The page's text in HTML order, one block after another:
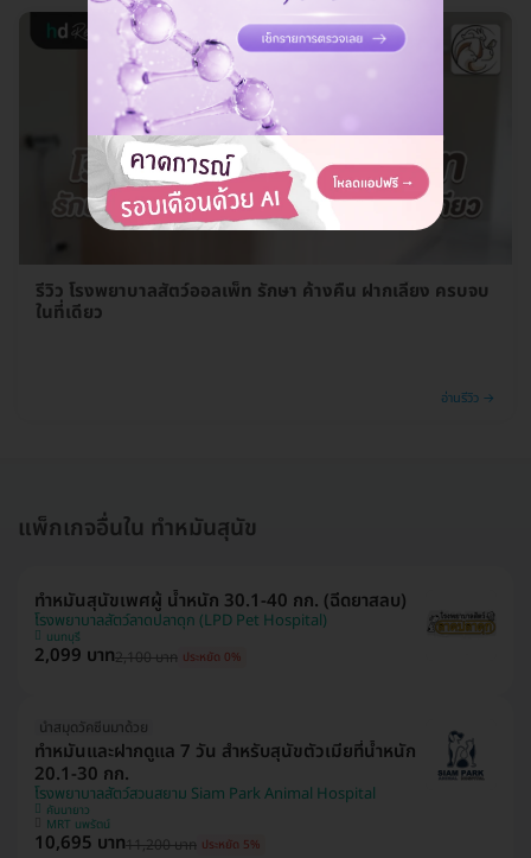
รีวิว โรงพยาบาลสัตว์ออลเพ็ท รักษา ค้างคืน ฝากเลี้ยง ครบจบ
ในที่เดียว
อ่านรีวิว →
แพ็กเกจอื่นใน ทำหมันสุนัข
ทำหมันสุนัขเพศผู้ น้ำหนัก 30.1-40 กก. (ฉีดยาสลบ)
โรงพยาบาลสัตว์ลาดปลาดุก (LPD Pet Hospital)
นนทบุรี
2,099 บาท2,100 บาท ประหยัด 0%
นำสมุดวัคซีนมาด้วย
ทำหมันและฝากดูแล 7 วัน สำหรับสุนัขตัวเมียที่น้ำหนัก
20.1-30 กก.
โรงพยาบาลสัตว์สวนสยาม Siam Park Animal Hospital
คันนายาว
MRT นพรัตน์
10,695 บาท11,200 บาท ประหยัด 5%